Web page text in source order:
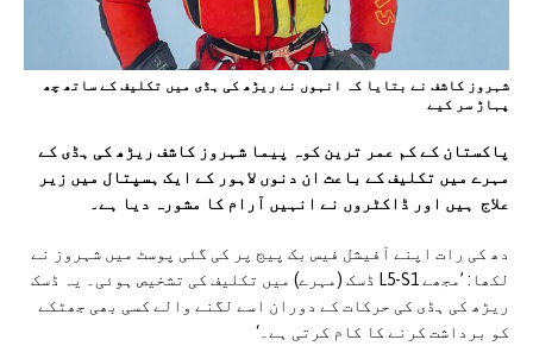
شہروز کاشف نے بتایا کہ انہوں نے ریڑھ کی ہڈی میں تکلیف کے ساتھ چھ
پہاڑ سر کیے
پاکستان کے کم عمر ترین کوہ پیما شہروز کاشف ریڑھ کی ہڈی کے
مہرے میں تکلیف کے باعث ان دنوں لاہور کے ایک ہسپتال میں زیر
علاج ہیں اور ڈاکٹروں نے انہیں آرام کا مشورہ دیا ہے۔
دھ کی رات اپنے آفیشل فیس بک پیج پر کی گئی پوسٹ میں شہروز نے
لکھا: ’مجھے L5-S1 ڈسک (مہرے) میں تکلیف کی تشخیص ہوئی۔ یہ ڈسک
ریڑھ کی ہڈی کی حرکات کے دوران اسے لگنے والے کسی بھی جھٹکے
کو برداشت کرنے کا کام کرتی ہے۔‘